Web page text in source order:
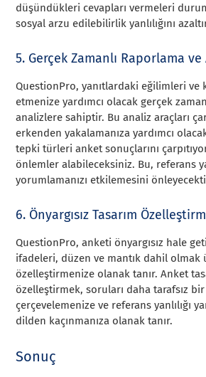
düşündükleri cevapları vermeleri
sosyal arzu edilebilirlik yanlılığını
5. Gerçek Zamanlı Raporlama
QuestionPro, yanıtlardaki eğilimleri ve
etmenize yardımcı olacak gerçek
analizlere sahiptir. Bu analiz araçları
erkenden yakalamanıza yardımcı
tepki türleri anket sonuçlarını
önlemler alabileceksiniz. Bu, referans
yorumlamanızı etkilemesini
6. Önyargısız Tasarım
QuestionPro, anketi önyargısız hale
ifadeleri, düzen ve mantık dahil olmak
özelleştirmenize olanak tanır. Anket
özelleştirmek, soruları daha tarafsız
çerçevelemenize ve referans yanlılığı
dilden kaçınmanıza olanak tanır.
Sonuç